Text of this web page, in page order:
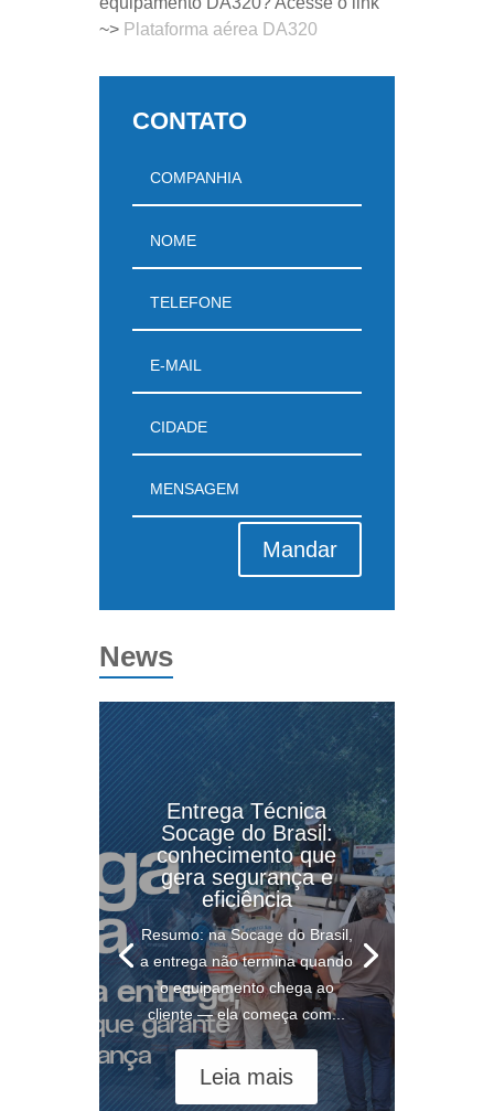
~> Plataforma aérea DA320
CONTATO
Mandar
News
Entrega Técnica
Socage do Brasil:
conhecimento que
gera segurança e
eficiência
Resumo: na Socage do Brasil,
a entrega não termina quando
o equipamento chega ao
cliente — ela começa com...
Leia mais